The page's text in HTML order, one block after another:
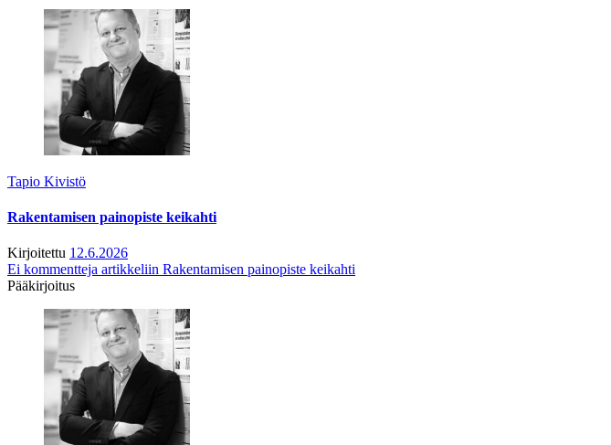
Tapio Kivistö
Rakentamisen painopiste keikahti
Kirjoitettu 12.6.2026
Ei kommentteja artikkeliin Rakentamisen painopiste keikahti
Pääkirjoitus